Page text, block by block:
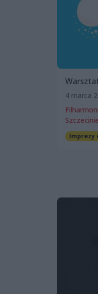
4 marca
Szczecinie
Imprezy